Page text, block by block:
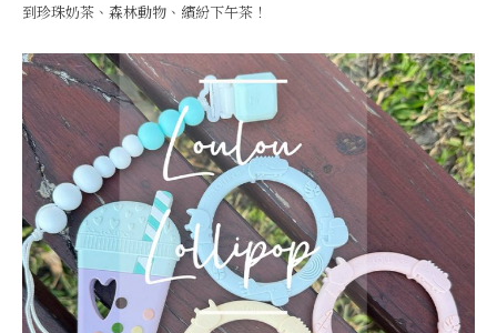
到珍珠奶茶、森林動物、繽紛下午茶！